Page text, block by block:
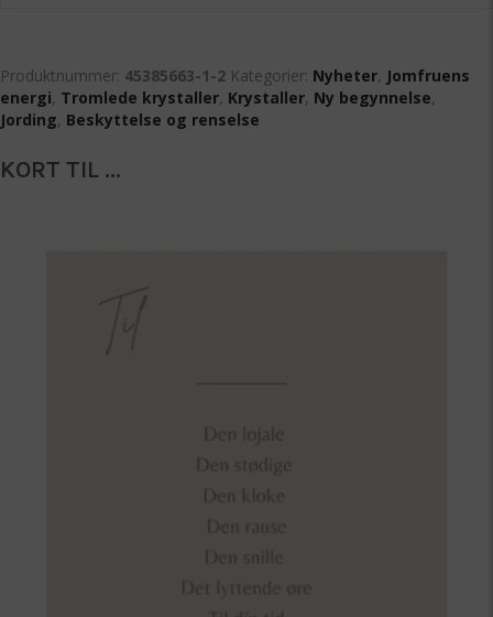
Produktnummer: 45385663-1-2 Kategorier: Nyheter, Jomfruens
energi, Tromlede krystaller, Krystaller, Ny begynnelse,
Jording, Beskyttelse og renselse
KORT TIL ...